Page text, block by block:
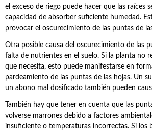
el exceso de riego puede hacer que las raíces
capacidad de absorber suficiente humedad.
provocar el oscurecimiento de las puntas de
Otra posible causa del oscurecimiento de las
falta de nutrientes en el suelo. Si la planta no
que necesita, esto puede manifestarse en
pardeamiento de las puntas de las hojas. Un
un abono mal dosificado también pueden
También hay que tener en cuenta que las
volverse marrones debido a factores
insuficiente o temperaturas incorrectas. Si los